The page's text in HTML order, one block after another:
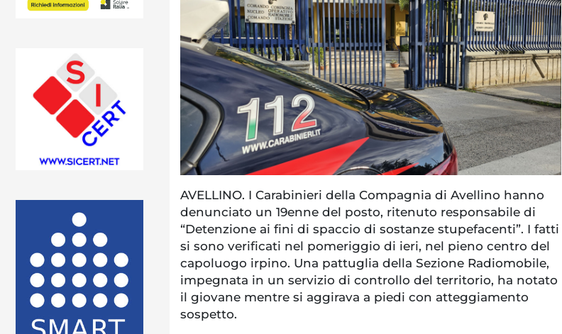
AVELLINO. I Carabinieri della Compagnia di Avellino hanno
denunciato un 19enne del posto, ritenuto responsabile di
“Detenzione ai fini di spaccio di sostanze stupefacenti”. I fatti
si sono verificati nel pomeriggio di ieri, nel pieno centro del
capoluogo irpino. Una pattuglia della Sezione Radiomobile,
impegnata in un servizio di controllo del territorio, ha notato
il giovane mentre si aggirava a piedi con atteggiamento
sospetto.